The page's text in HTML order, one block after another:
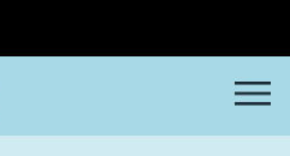
MENY